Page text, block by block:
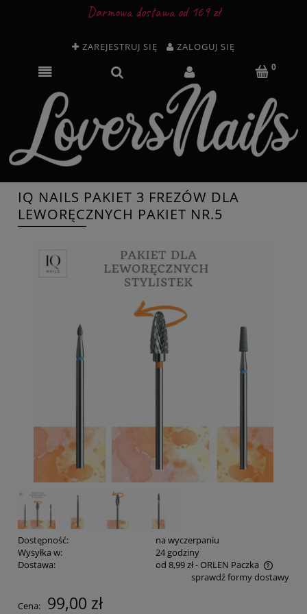
Darmowa dostawa od 169 zł
ZAREJESTRUJ SIĘ ZALOGUJ SIĘ
IQ NAILS PAKIET 3 FREZÓW DLA
LEWORĘCZNYCH PAKIET NR.5
Dostępność:
na wyczerpaniu
Wysyłka w:
24 godziny
Dostawa:
od 8,99 zł- ORLEN Paczka
Cena nie zawiera ewentualnych kosztów płatnościsprawdź formy dostawy
Cena: 99,00 zł